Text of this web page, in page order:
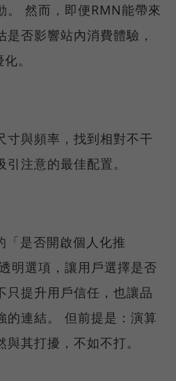
。 然而，即便RMN能帶來
否影響站內消費體驗，
。
寸與頻率，找到相對不干
注意的最佳配置。
是否開啟個人化推
明選項，讓用戶選擇是否
只提升用戶信任，也讓品
的連結。 但前提是：演算
其打擾，不如不打。